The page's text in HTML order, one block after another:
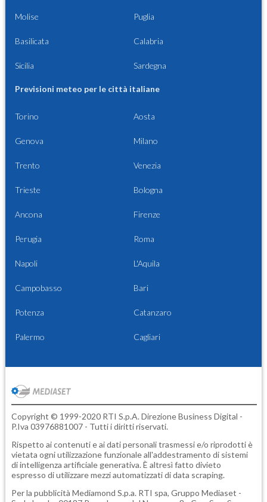
Molise Puglia
Basilicata Calabria
Sicilia Sardegna
Previsioni meteo per le città italiane
Torino Aosta
Genova Milano
Trento Venezia
Trieste Bologna
Ancona Firenze
Perugia Roma
Napoli L'Aquila
Campobasso Bari
Potenza Catanzaro
Palermo Cagliari
Copyright © 1999-2020 RTI S.p.A. Direzione Business Digital -
P.Iva 03976881007 - Tutti i diritti riservati.
Rispetto ai contenuti e ai dati personali trasmessi e/o riprodotti è
vietata ogni utilizzazione funzionale all'addestramento di sistemi
di intelligenza artificiale generativa. È altresì fatto divieto
espresso di utilizzare mezzi automatizzati di data scraping.
Per la pubblicità Mediamond S.p.a. RTI spa, Gruppo Mediaset -